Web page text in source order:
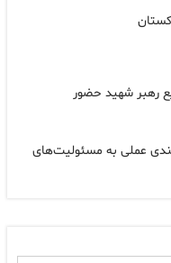
رهبر شهید حضور
عملی به مسئولیت‌های